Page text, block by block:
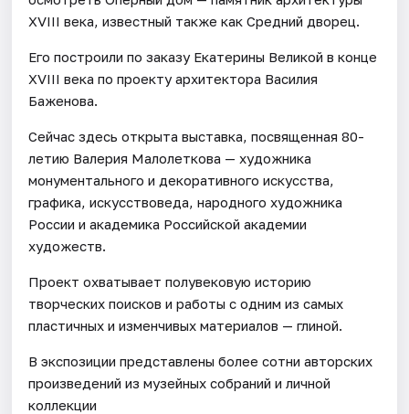
XVIII века, известный также как Средний дворец.
Его построили по заказу Екатерины Великой в конце
XVIII века по проекту архитектора Василия
Баженова.
Сейчас здесь открыта выставка, посвященная 80-
летию Валерия Малолеткова — художника
монументального и декоративного искусства,
графика, искусствоведа, народного художника
России и академика Российской академии
художеств.
Проект охватывает полувековую историю
творческих поисков и работы с одним из самых
пластичных и изменчивых материалов — глиной.
В экспозиции представлены более сотни авторских
произведений из музейных собраний и личной
коллекции